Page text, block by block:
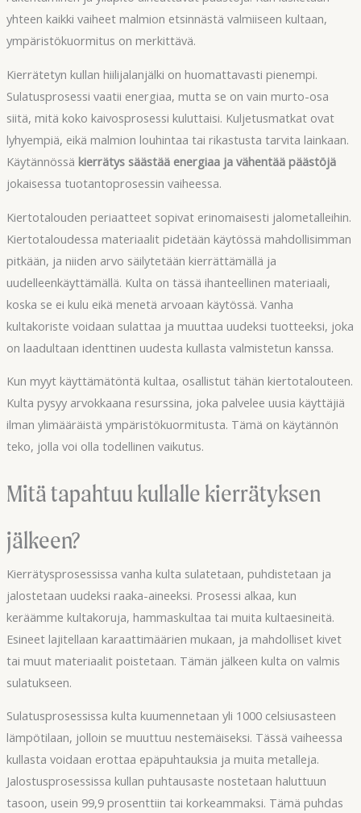
yhteen kaikki vaiheet malmion etsinnästä valmiiseen kultaan,
ympäristökuormitus on merkittävä.
Kierrätetyn kullan hiilijalanjälki on huomattavasti pienempi.
Sulatusprosessi vaatii energiaa, mutta se on vain murto-osa
siitä, mitä koko kaivosprosessi kuluttaisi. Kuljetusmatkat ovat
lyhyempiä, eikä malmion louhintaa tai rikastusta tarvita lainkaan.
Käytännössä kierrätys säästää energiaa ja vähentää päästöjä
jokaisessa tuotantoprosessin vaiheessa.
Kiertotalouden periaatteet sopivat erinomaisesti jalometalleihin.
Kiertotaloudessa materiaalit pidetään käytössä mahdollisimman
pitkään, ja niiden arvo säilytetään kierrättämällä ja
uudelleenkäyttämällä. Kulta on tässä ihanteellinen materiaali,
koska se ei kulu eikä menetä arvoaan käytössä. Vanha
kultakoriste voidaan sulattaa ja muuttaa uudeksi tuotteeksi, joka
on laadultaan identtinen uudesta kullasta valmistetun kanssa.
Kun myyt käyttämätöntä kultaa, osallistut tähän kiertotalouteen.
Kulta pysyy arvokkaana resurssina, joka palvelee uusia käyttäjiä
ilman ylimääräistä ympäristökuormitusta. Tämä on käytännön
teko, jolla voi olla todellinen vaikutus.
Mitä tapahtuu kullalle kierrätyksen
jälkeen?
Kierrätysprosessissa vanha kulta sulatetaan, puhdistetaan ja
jalostetaan uudeksi raaka-aineeksi. Prosessi alkaa, kun
keräämme kultakoruja, hammaskultaa tai muita kultaesineitä.
Esineet lajitellaan karaattimäärien mukaan, ja mahdolliset kivet
tai muut materiaalit poistetaan. Tämän jälkeen kulta on valmis
sulatukseen.
Sulatusprosessissa kulta kuumennetaan yli 1000 celsiusasteen
lämpötilaan, jolloin se muuttuu nestemäiseksi. Tässä vaiheessa
kullasta voidaan erottaa epäpuhtauksia ja muita metalleja.
Jalostusprosessissa kullan puhtausaste nostetaan haluttuun
tasoon, usein 99,9 prosenttiin tai korkeammaksi. Tämä puhdas